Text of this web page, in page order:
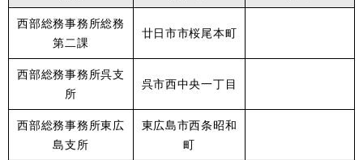
西部総務事務所総務
第二課
廿日市市桜尾本町
西部総務事務所呉支
所
呉市西中央一丁目
西部総務事務所東広
島支所
東広島市西条昭和
町